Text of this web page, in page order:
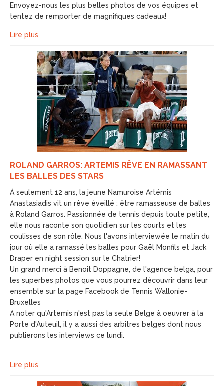
Envoyez-nous les plus belles photos de vos équipes et
tentez de remporter de magnifiques cadeaux!
Lire plus
ROLAND GARROS: ARTEMIS RÊVE EN RAMASSANT
LES BALLES DES STARS
À seulement 12 ans, la jeune Namuroise Artémis
Anastasiadis vit un rêve éveillé : être ramasseuse de balles
à Roland Garros. Passionnée de tennis depuis toute petite,
elle nous raconte son quotidien sur les courts et les
coulisses de son rôle. Nous l'avons interviewée le matin du
jour où elle a ramassé les balles pour Gaël Monfils et Jack
Draper en night session sur le Chatrier!
Un grand merci à Benoit Doppagne, de l'agence belga, pour
les superbes photos que vous pourrez découvrir dans leur
ensemble sur la page Facebook de Tennis Wallonie-
Bruxelles
A noter qu'Artemis n'est pas la seule Belge à oeuvrer à la
Porte d'Auteuil, il y a aussi des arbitres belges dont nous
publierons les interviews ce lundi.
Lire plus